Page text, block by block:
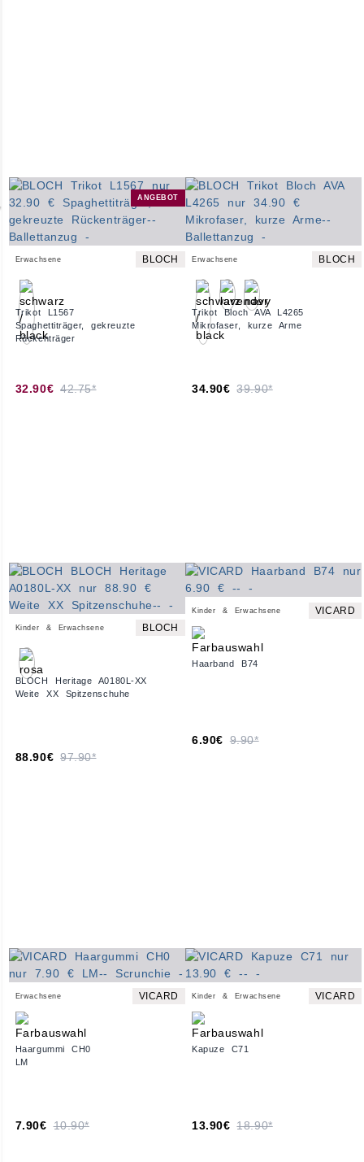
ANGEBOT
Erwachsene BLOCH
Trikot L1567
Spaghettiträger, gekreuzte
Rückenträger
32.90€ 42.75*
Erwachsene BLOCH
Trikot Bloch AVA L4265
Mikrofaser, kurze Arme
34.90€ 39.90*
Kinder & Erwachsene BLOCH
BLOCH Heritage A0180L-XX
Weite XX Spitzenschuhe
88.90€ 97.90*
Kinder & Erwachsene VICARD
Haarband B74
6.90€ 9.90*
Erwachsene VICARD
Haargummi CH0
LM
7.90€ 10.90*
Kinder & Erwachsene VICARD
Kapuze C71
13.90€ 18.90*